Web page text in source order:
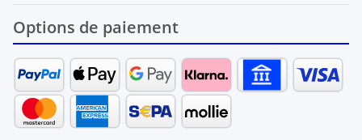
Options de paiement